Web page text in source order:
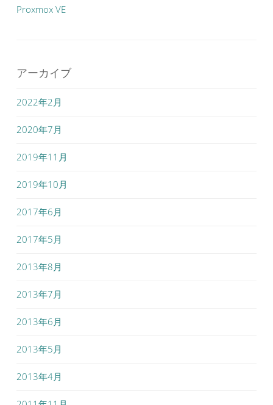
Proxmox VE
アーカイブ
2022年2月
2020年7月
2019年11月
2019年10月
2017年6月
2017年5月
2013年8月
2013年7月
2013年6月
2013年5月
2013年4月